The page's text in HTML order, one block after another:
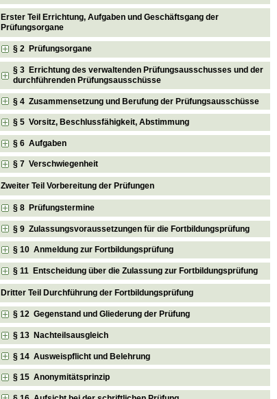
Erster Teil Errichtung, Aufgaben und Geschäftsgang der
Prüfungsorgane
§ 2 Prüfungsorgane
§ 3 Errichtung des verwaltenden Prüfungsausschusses und der
durchführenden Prüfungsausschüsse
§ 4 Zusammensetzung und Berufung der Prüfungsausschüsse
§ 5 Vorsitz, Beschlussfähigkeit, Abstimmung
§ 6 Aufgaben
§ 7 Verschwiegenheit
Zweiter Teil Vorbereitung der Prüfungen
§ 8 Prüfungstermine
§ 9 Zulassungsvoraussetzungen für die Fortbildungsprüfung
§ 10 Anmeldung zur Fortbildungsprüfung
§ 11 Entscheidung über die Zulassung zur Fortbildungsprüfung
Dritter Teil Durchführung der Fortbildungsprüfung
§ 12 Gegenstand und Gliederung der Prüfung
§ 13 Nachteilsausgleich
§ 14 Ausweispflicht und Belehrung
§ 15 Anonymitätsprinzip